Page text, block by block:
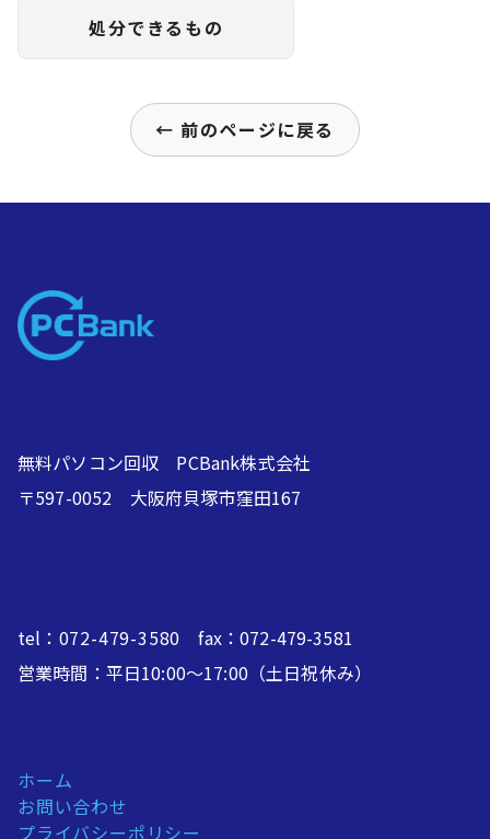
処分できるもの
← 前のページに戻る
無料パソコン回収 PCBank株式会社
〒597-0052 大阪府貝塚市窪田167
tel： 072-479-3580 fax：072-479-3581
営業時間：平日10:00～17:00（土日祝休み）
ホーム
お問い合わせ
プライバシーポリシー